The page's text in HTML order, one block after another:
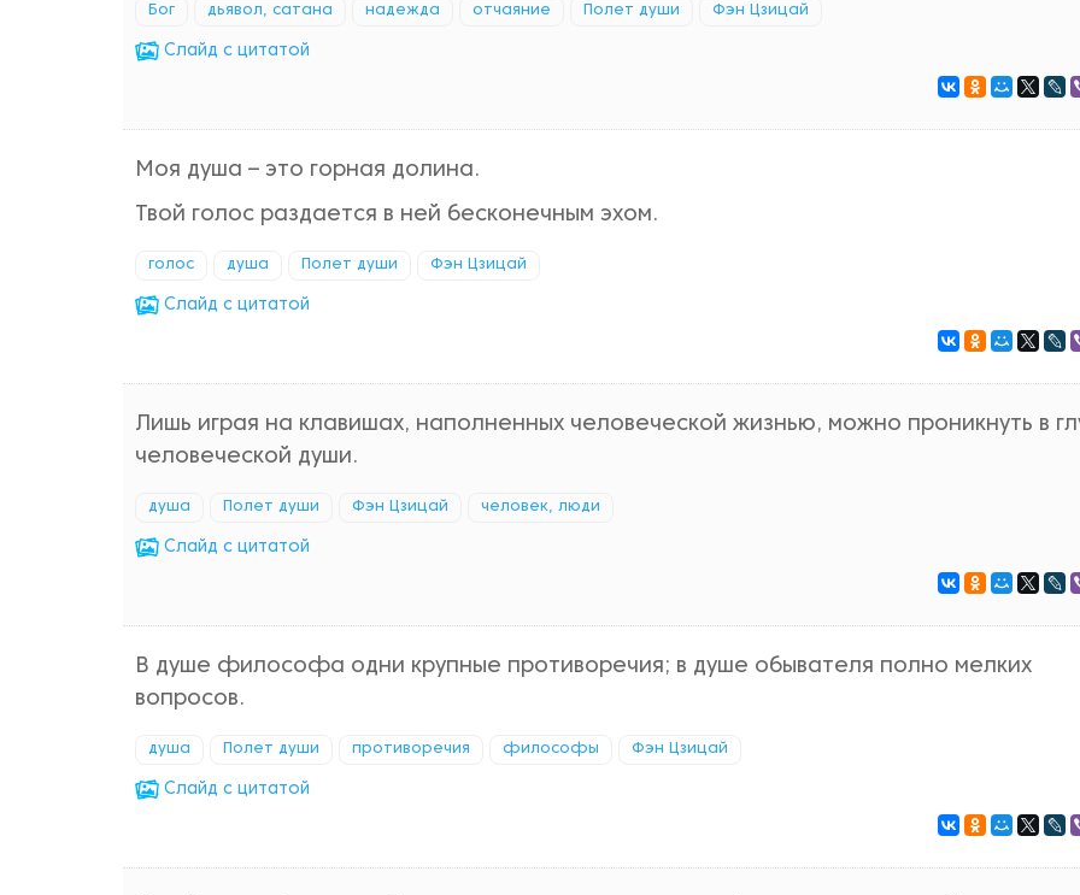
Бог дьявол, сатана надежда отчаяние Полет души Фэн Цзицай
Cлайд с цитатой
Моя душа – это горная долина.
Твой голос раздается в ней бесконечным эхом.
голос душа Полет души Фэн Цзицай
Cлайд с цитатой
Лишь играя на клавишах, наполненных человеческой жизнью, можно проникнуть в
человеческой души.
душа Полет души Фэн Цзицай человек, люди
Cлайд с цитатой
В душе философа одни крупные противоречия; в душе обывателя полно мелких
вопросов.
душа Полет души противоречия философы Фэн Цзицай
Cлайд с цитатой